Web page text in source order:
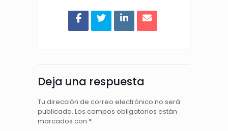
Deja una respuesta
Tu dirección de correo electrónico no será
publicada. Los campos obligatorios están
marcados con *